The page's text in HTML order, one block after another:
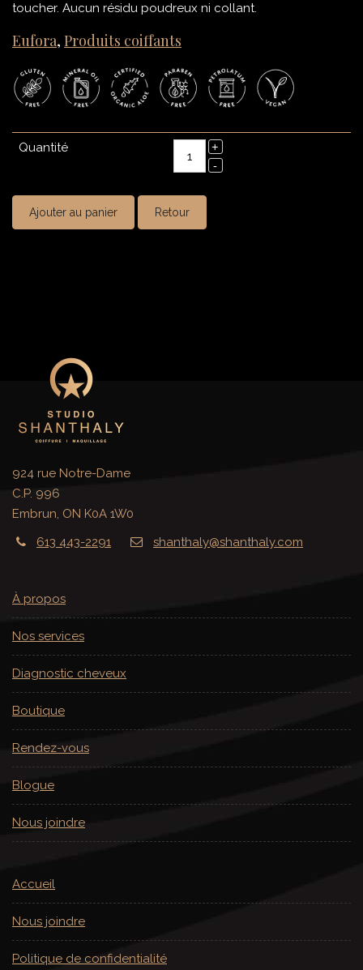
toucher. Aucun résidu poudreux ni collant.
Eufora, Produits coiffants
Quantité
Ajouter au panier Retour
924 rue Notre-Dame
C.P. 996
Embrun, ON K0A 1W0
613 443-2291
shanthaly@shanthaly.com
À propos
Nos services
Diagnostic cheveux
Boutique
Rendez-vous
Blogue
Nous joindre
Accueil
Nous joindre
Politique de confidentialité